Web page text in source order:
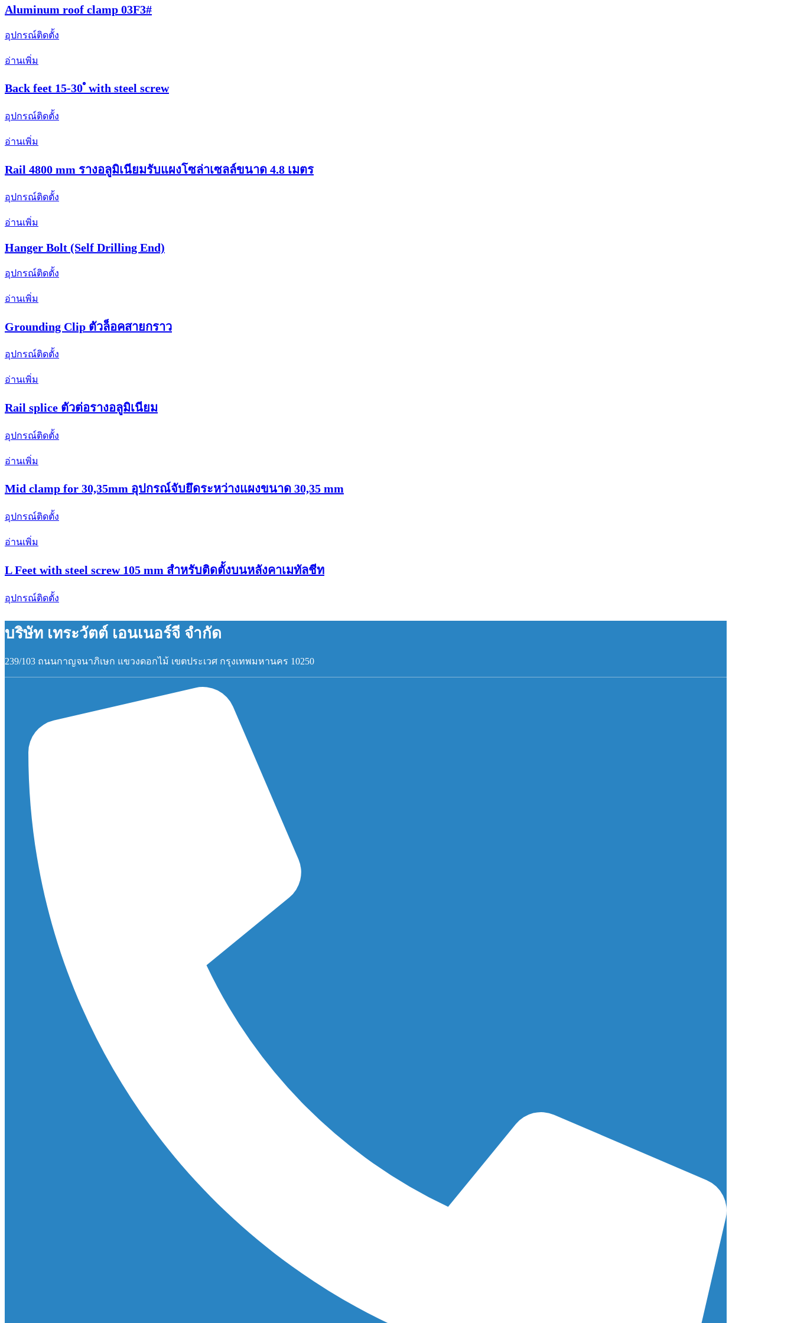
Aluminum roof clamp 03F3#
อุปกรณ์ติดตั้ง
อ่านเพิ่ม
Back feet 15-30 ํ with steel screw
อุปกรณ์ติดตั้ง
อ่านเพิ่ม
Rail 4800 mm รางอลูมิเนียมรับแผงโซล่าเซลล์ขนาด 4.8 เมตร
อุปกรณ์ติดตั้ง
อ่านเพิ่ม
Hanger Bolt (Self Drilling End)
อุปกรณ์ติดตั้ง
อ่านเพิ่ม
Grounding Clip ตัวล็อคสายกราว
อุปกรณ์ติดตั้ง
อ่านเพิ่ม
Rail splice ตัวต่อรางอลูมิเนียม
อุปกรณ์ติดตั้ง
อ่านเพิ่ม
Mid clamp for 30,35mm อุปกรณ์จับยึดระหว่างแผงขนาด 30,35 mm
อุปกรณ์ติดตั้ง
อ่านเพิ่ม
L Feet with steel screw 105 mm สำหรับติดตั้งบนหลังคาเมทัลชีท
อุปกรณ์ติดตั้ง
บริษัท เทระวัตต์ เอนเนอร์จี จำกัด
239/103 ถนนกาญจนาภิเษก แขวงดอกไม้ เขตประเวศ กรุงเทพมหานคร 10250